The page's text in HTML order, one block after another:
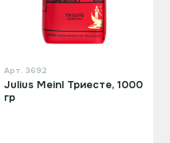
Арт. 3692
Julius Meinl Триесте, 1000
гр